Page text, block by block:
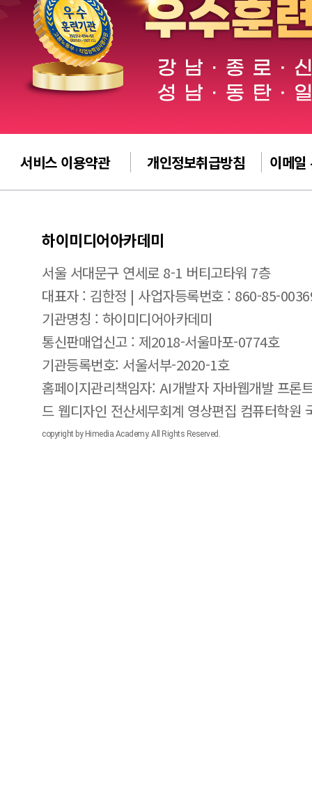
서비스 이용약관 개인정보취급방침 이메일
하이미디어아카데미
서울 서대문구 연세로 8-1 버티고타워 7층
대표자 : 김한정 | 사업자등록번호 : 860-85-
기관명칭 : 하이미디어아카데미
통신판매업신고 : 제2018-서울마포-0774호
기관등록번호: 서울서부-2020-1호
홈페이지관리책임자: AI개발자 자바웹개발 프론
드 웹디자인 전산세무회계 영상편집 컴퓨터학원
copyright by Himedia Academy. All Rights Reserved.